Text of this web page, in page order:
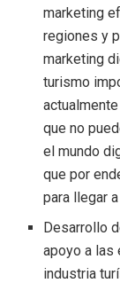
marketing
regiones y
marketing
turismo
que no
el mundo
que por
para llegar
Desarrollo
apoyo a las
industria